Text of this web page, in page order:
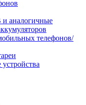
и аналогичные
телефонов/